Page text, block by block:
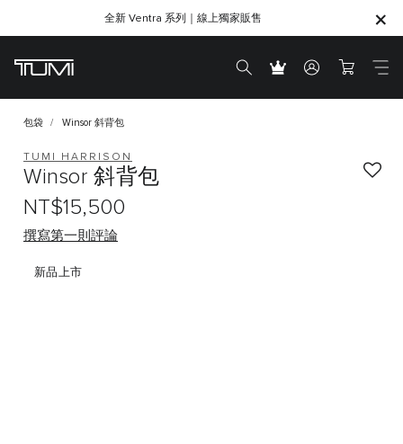
SHOP GIFTS
SHOP GIFTS
全新 Ventra 系列｜線上獨家販售
包袋 Winsor 斜背包
新品上市
TUMI HARRISON
Winsor 斜背包
NT$15,500
撰寫第一則評論